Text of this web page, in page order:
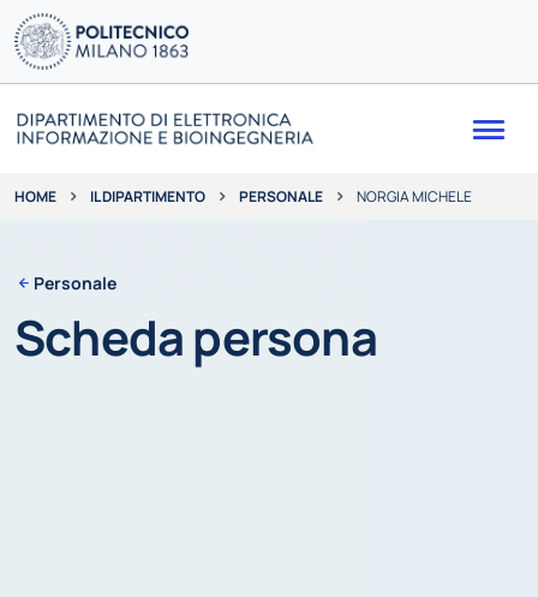
HOME IL DIPARTIMENTO PERSONALE NORGIA MICHELE
Personale
Scheda persona